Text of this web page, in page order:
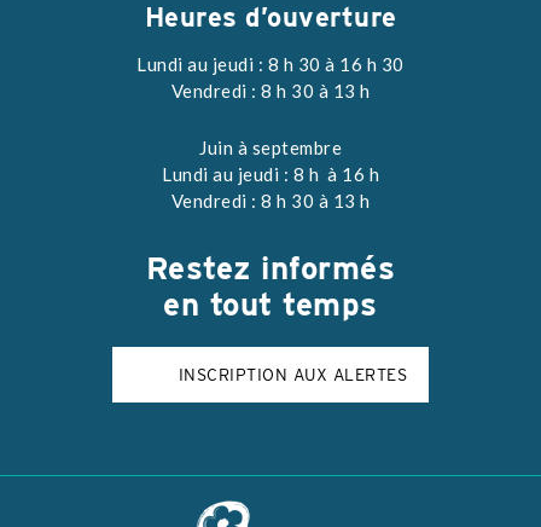
Heures d’ouverture
Lundi au jeudi : 8 h 30 à 16 h 30
Vendredi : 8 h 30 à 13 h
Juin à septembre
Lundi au jeudi : 8 h à 16 h
Vendredi : 8 h 30 à 13 h
Restez informés
en tout temps
INSCRIPTION AUX ALERTES